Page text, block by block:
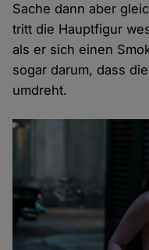
Sache dann aber
tritt die Hauptfigur
als er sich einen
sogar darum, dass
umdreht.